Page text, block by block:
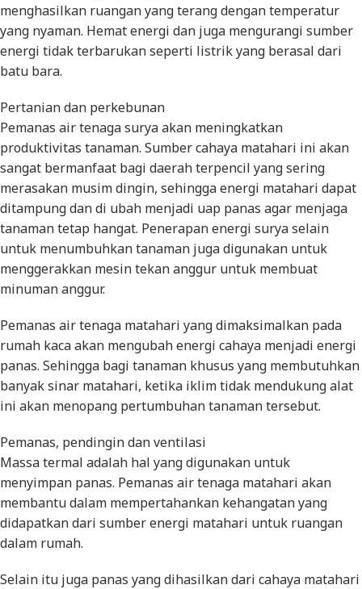
menghasilkan ruangan yang terang dengan temperatur
yang nyaman. Hemat energi dan juga mengurangi sumber
energi tidak terbarukan seperti listrik yang berasal dari
batu bara.
Pertanian dan perkebunan
Pemanas air tenaga surya akan meningkatkan
produktivitas tanaman. Sumber cahaya matahari ini akan
sangat bermanfaat bagi daerah terpencil yang sering
merasakan musim dingin, sehingga energi matahari dapat
ditampung dan di ubah menjadi uap panas agar menjaga
tanaman tetap hangat. Penerapan energi surya selain
untuk menumbuhkan tanaman juga digunakan untuk
menggerakkan mesin tekan anggur untuk membuat
minuman anggur.
Pemanas air tenaga matahari yang dimaksimalkan pada
rumah kaca akan mengubah energi cahaya menjadi energi
panas. Sehingga bagi tanaman khusus yang membutuhkan
banyak sinar matahari, ketika iklim tidak mendukung alat
ini akan menopang pertumbuhan tanaman tersebut.
Pemanas, pendingin dan ventilasi
Massa termal adalah hal yang digunakan untuk
menyimpan panas. Pemanas air tenaga matahari akan
membantu dalam mempertahankan kehangatan yang
didapatkan dari sumber energi matahari untuk ruangan
dalam rumah.
Selain itu juga panas yang dihasilkan dari cahaya matahari